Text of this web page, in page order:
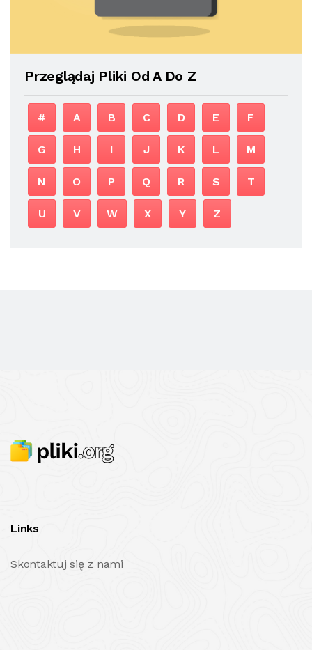
Przeglądaj Pliki Od A Do Z
# A B C D E F
G H I J K L M
N O P Q R S T
U V W X Y Z
Links
Skontaktuj się z nami